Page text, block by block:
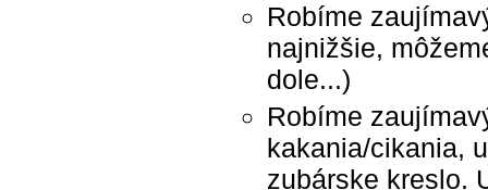
Robíme
najnižšie,
dole...)
Robíme
kakania/cikania,
zubárske kreslo.